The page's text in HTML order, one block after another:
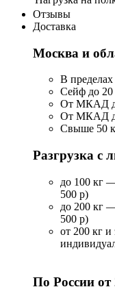
Отзывы
Доставка
Москва и
В
Сейф до
От МКАД
От МКАД
Свыше 50
Разгрузка с
до 100 кг
500 р)
до 200 кг
500 р)
от 200 кг
По России от